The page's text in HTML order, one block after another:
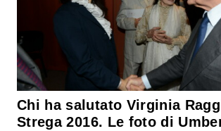
Chi ha salutato Virginia
Strega 2016. Le foto di